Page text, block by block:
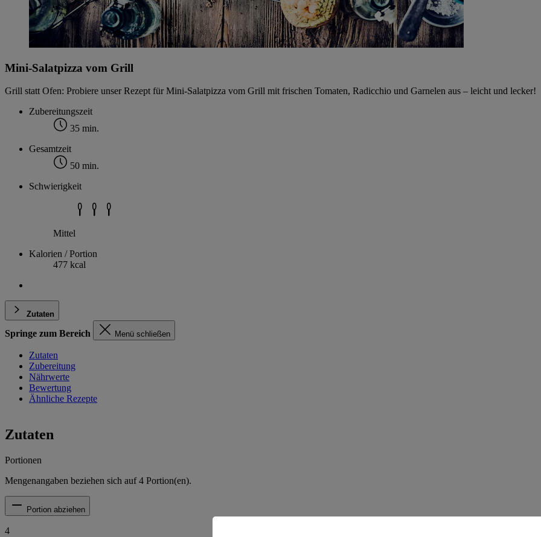
Mini-Salatpizza vom Grill
Grill statt Ofen: Probiere unser Rezept für Mini-Salatpizza vom Grill mit frischen Tomaten, Radicchio und Garnelen aus – leicht und lecker!
Zubereitungszeit
35 min.
Gesamtzeit
50 min.
Schwierigkeit
Mittel
Kalorien / Portion
477 kcal
Zutaten
Springe zum Bereich Menü schließen
Zutaten
Zubereitung
Nährwerte
Bewertung
Ähnliche Rezepte
Zutaten
Portionen
Mengenangaben beziehen sich auf4 Portion(en).
Portion abziehen
4